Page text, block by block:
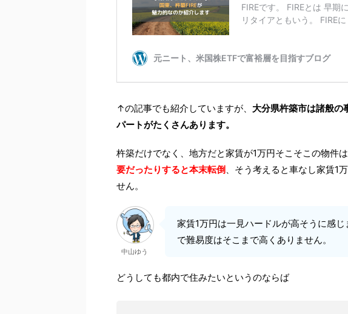
↑の記事でも紹介していますが、 大分県杵築市は諸般の
パートがたくさんあります。
杵築だけでなく、地方だと家賃が1万円そこそこの物件
要だったりすると本末転倒、そう考えると車なし家賃1
せん。
中山ゆう
家賃1万円は一見ハードルが高そうに感
で難易度はそこまで高くありません。
どうしても都内で住みたいというのならば